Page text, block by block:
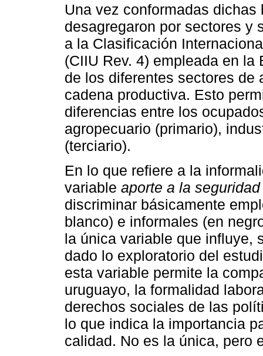
Una vez conformadas
desagregaron por sectores y
a la Clasificación
(CIIU Rev. 4) empleada en
de los diferentes sectores de
cadena productiva. Esto
diferencias entre los
agropecuario (primario),
(terciario).
En lo que refiere a la
variable aporte a la
discriminar básicamente
blanco) e informales (en
la única variable que influye,
dado lo exploratorio del
esta variable permite la
uruguayo, la formalidad
derechos sociales de las
lo que indica la importancia
calidad. No es la única, pero